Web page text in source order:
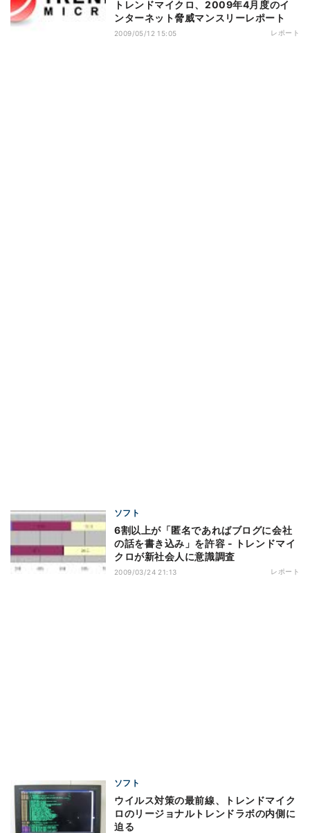
トレンドマイクロ、2009年4月度のイ
ンターネット脅威マンスリーレポート
2009/05/12 15:05 レポート
ソフト
6割以上が「匿名であればブログに会社
の話を書き込み」を許容 - トレンドマイ
クロが新社会人に意識調査
2009/03/24 21:13 レポート
ソフト
ウイルス対策の最前線、トレンドマイク
ロのリージョナルトレンドラボの内側に
迫る